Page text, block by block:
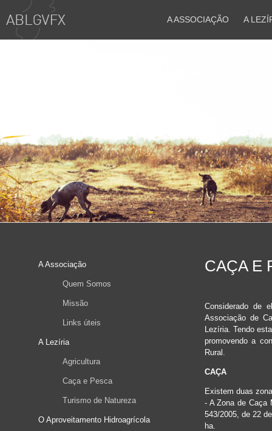
A ASSOCIAÇÃO A
A Associação
Quem Somos
Missão
Links úteis
A Lezíria
Agricultura
Caça e Pesca
Turismo de Natureza
O Aproveitamento Hidroagrícola
CAÇA E
Considerado de
Associação de
Lezíria. Tendo
promovendo a
Rural.
CAÇA
Existem duas
- A Zona de Caça
543/2005, de 22
ha.